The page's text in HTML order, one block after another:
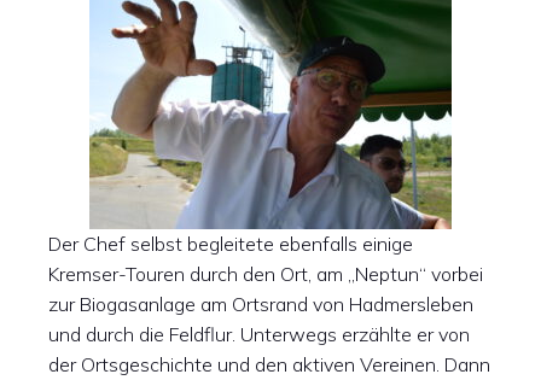
Der Chef selbst begleitete ebenfalls einige
Kremser-Touren durch den Ort, am „Neptun“ vorbei
zur Biogasanlage am Ortsrand von Hadmersleben
und durch die Feldflur. Unterwegs erzählte er von
der Ortsgeschichte und den aktiven Vereinen. Dann